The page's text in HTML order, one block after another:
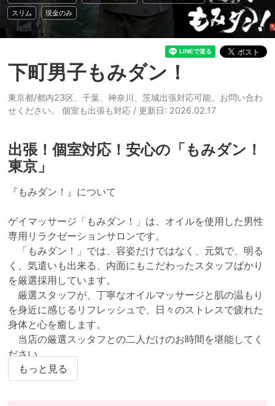
スリム
現金のみ
下町男子もみダン！
東京都/都内23区、千葉、神奈川、茨城出張対応可能。お問い合わ
せください。 個室も出張も対応 / 更新日: 2026.02.17
出張！個室対応！安心の「もみダン！
東京」
『もみダン！』について
ゲイマッサージ「もみダン！」は、オイルを使用した男性
専用リラクゼーションサロンです。
「もみダン！」では、容姿だけではなく、元気で、明る
く、気遣いも出来る、内面にもこだわったスタッフばかり
を厳選採用しています。
厳選スタッフが、丁寧なオイルマッサージと肌の温もり
を身近に感じるリフレッシュで、日々のストレスで疲れた
身体と心を癒します。
当店の厳選スッタフとの二人だけのお時間を堪能してく
ださい。
もみダン！では、ゲイマッサージ初心者の方でも利用し
もっと見る